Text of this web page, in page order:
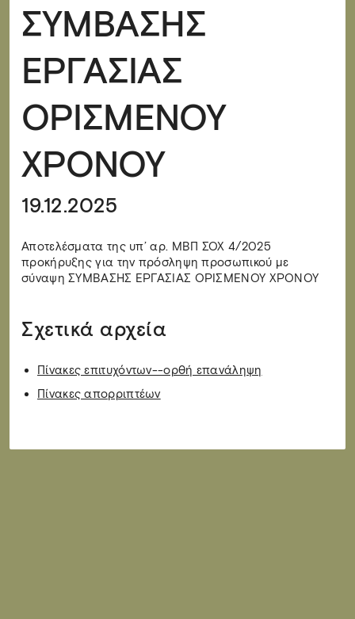
ΣΥΜΒΑΣΗΣ
ΕΡΓΑΣΙΑΣ
ΟΡΙΣΜΕΝΟΥ
ΧΡΟΝΟΥ
19.12.2025
Αποτελέσματα της υπ’ αρ. ΜΒΠ ΣΟΧ 4/2025
προκήρυξης για την πρόσληψη προσωπικού με
σύναψη ΣΥΜΒΑΣΗΣ ΕΡΓΑΣΙΑΣ ΟΡΙΣΜΕΝΟΥ ΧΡΟΝΟΥ
Σχετικά αρχεία
Πίνακες επιτυχόντων--ορθή επανάληψη
Πίνακες απορριπτέων